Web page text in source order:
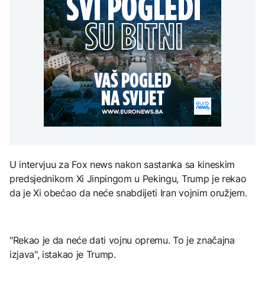
zatvorena obilaznica
uputstva za skreniranje
AKTUELNO
Požar se širi Bijeljinom,
zatvorena obilaznica
AKTUELNO
Plan da se u Crnoj Gori
prave centri za prihvat
migranata? Spajić:
Nismo vodili pregovore
Žedni za novcem: Koje bi
nove poreze EU mogla
uvesti od 2028. godine?
AKTUELNO
Izrael izveo zračne
napade na Liban, ima
poginulih
na Mjesec
TEHNOLOGIJA
Britanska kraljevska
kovnica iz elektronskog
otpada izdvaja zlato
Ruska vakcina protiv
melanoma: Prvi pacijent
uskoro završava terapiju
U intervjuu za Fox news nakon sastanka sa kineskim
predsjednikom Xi Jinpingom u Pekingu, Trump je rekao
da je Xi obećao da neće snabdijeti Iran vojnim oružjem.
"Rekao je da neće dati vojnu opremu. To je značajna
izjava", istakao je Trump.